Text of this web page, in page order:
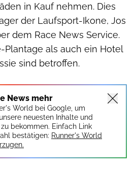
in Kauf nehmen. Dies
der Laufsport-Ikone, Jos
dem Race News Service.
Plantage als auch ein Hotel
sind betroffen.
News mehr
World bei Google, um
neuesten Inhalte und
bekommen. Einfach Link
bestätigen: Runner's World